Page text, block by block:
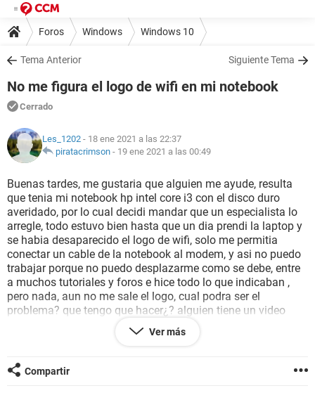
Foros Windows Windows 10
Tema Anterior Siguiente Tema
No me figura el logo de wifi en mi notebook
Cerrado
Les_1202 - 18 ene 2021 a las 22:37
piratacrimson - 19 ene 2021 a las 00:49
Buenas tardes, me gustaria que alguien me ayude, resulta
que tenia mi notebook hp intel core i3 con el disco duro
averidado, por lo cual decidi mandar que un especialista lo
arregle, todo estuvo bien hasta que un dia prendi la laptop y
se habia desaparecido el logo de wifi, solo me permitia
conectar un cable de la notebook al modem, y asi no puedo
trabajar porque no puedo desplazarme como se debe, entre
a muchos tutoriales y foros e hice todo lo que indicaban ,
pero nada, aun no me sale el logo, cual podra ser el
problema? que tengo que hacer¿? alguien tiene un video
para que me ayude? o es que el tipo este que me "me
arreglo" la notebook me ha estafado poniendo un disco duro
venga a solucionarlo y siempre lo aplaza, quiero hacerlo yo
misma y no verle su cara, estoy harta de la gente abusiva.
Ver más
Compartir